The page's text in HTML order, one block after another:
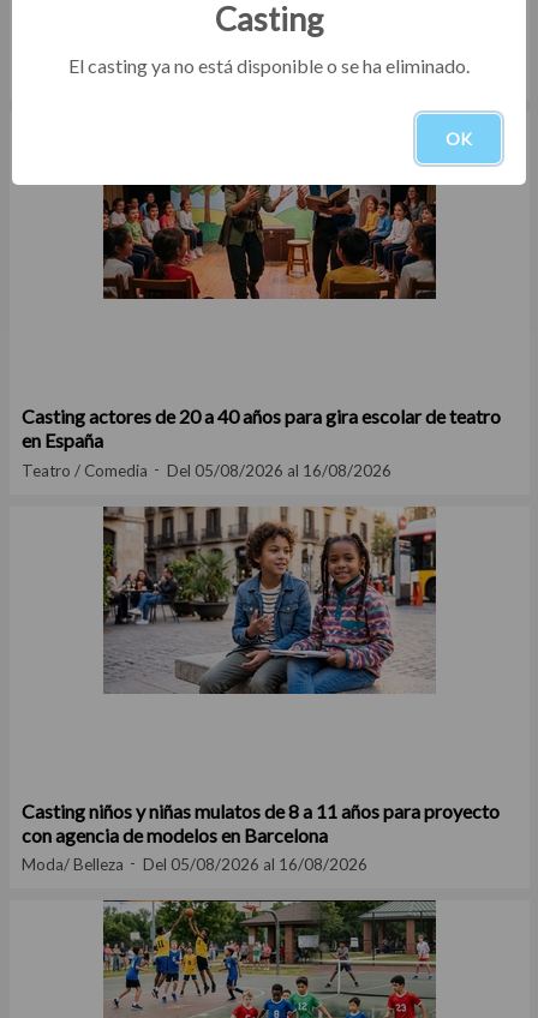
Teatro / Comedia Del 05/08/2026 al 16/08/2026
Casting actores de 20 a 40 años para gira escolar de teatro
en España
Teatro / Comedia Del 05/08/2026 al 16/08/2026
Casting niños y niñas mulatos de 8 a 11 años para proyecto
con agencia de modelos en Barcelona
Moda/ Belleza Del 05/08/2026 al 16/08/2026
Casting
El casting ya no está disponible o se ha eliminado.
OK